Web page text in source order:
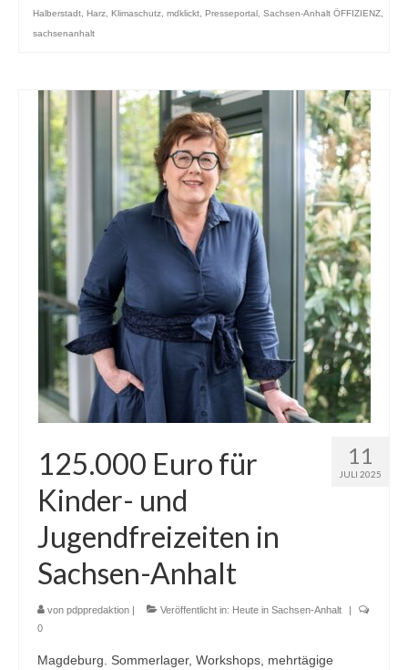
Halberstadt Harz Klimaschutz mdklickt Presseportal Sachsen-Anhalt ÖFFIZIENZ
sachsenanhalt
11
JULI 2025
125.000 Euro für
Kinder- und
Jugendfreizeiten in
Sachsen-Anhalt
von pdppredaktion | Veröffentlicht in: Heute in Sachsen-Anhalt
|
0
Magdeburg. Sommerlager, Workshops, mehrtägige